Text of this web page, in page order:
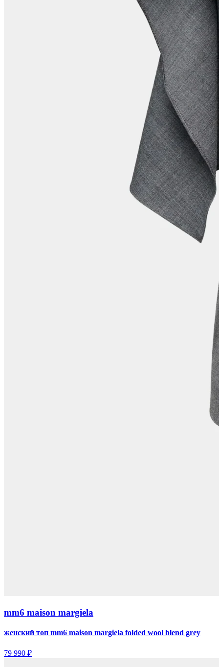
mm6 maison margiela
женский топ mm6 maison margiela folded wool blend grey
79 990 ₽